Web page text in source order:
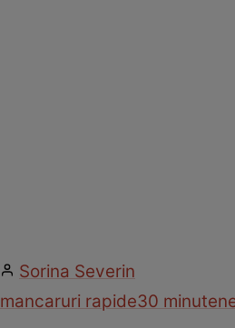
Sorina Severin
mancaruri rapide30 minute